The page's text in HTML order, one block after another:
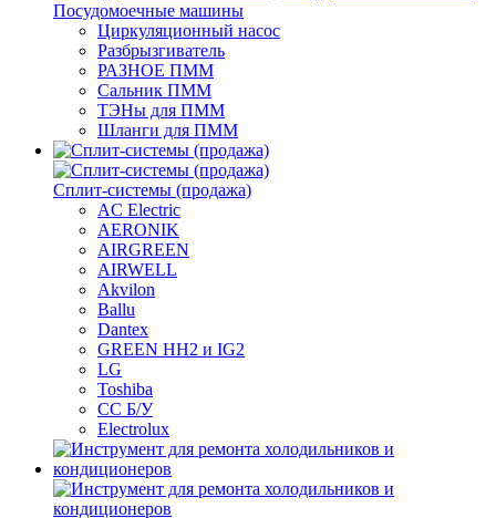
Посудомоечные машины
Циркуляционный насос
Разбрызгиватель
РАЗНОЕ ПММ
Сальник ПММ
ТЭНы для ПММ
Шланги для ПММ
Сплит-системы (продажа)
AC Electric
AERONIK
AIRGREEN
AIRWELL
Akvilon
Ballu
Dantex
GREEN HH2 и IG2
LG
Toshiba
СС Б/У
Electrolux